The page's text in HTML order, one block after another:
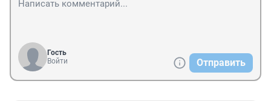
Гость
Войти
Отправить